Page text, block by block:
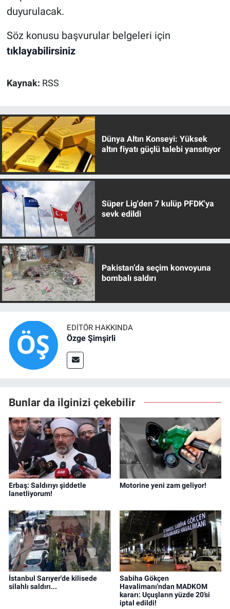
duyurulacak.
Söz konusu başvurular belgeleri için
tıklayabilirsiniz
Kaynak: RSS
Dünya Altın Konseyi: Yüksek
altın fiyatı güçlü talebi yansıtıyor
Süper Lig'den 7 kulüp PFDK'ya
sevk edildi
Pakistan’da seçim konvoyuna
bombalı saldırı
EDITÖR HAKKINDA
Özge Şimşirli
Bunlar da ilginizi çekebilir
Erbaş: Saldırıyı şiddetle
lanetliyorum!
Motorine yeni zam geliyor!
İstanbul Sarıyer'de kilisede
silahlı saldırı...
Sabiha Gökçen
Havalimanı'ndan MADKOM
kararı: Uçuşların yüzde 20’si
iptal edildi!